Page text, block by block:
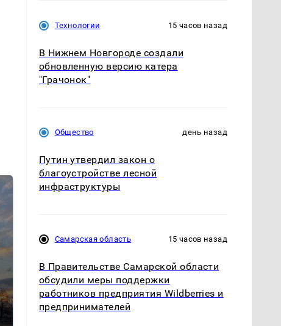
В магазинах России
ажиотаж из-за этого
СМИ: В Химках на
полицейскую
Технологии 15 часов назад
В Нижнем Новгороде создали
обновленную версию катера
"Грачонок"
Общество день назад
Путин утвердил закон о
благоустройстве лесной
инфраструктуры
Самарская область 15 часов назад
В Правительстве Самарской области
обсудили меры поддержки
работников предприятия Wildberries и
предпринимателей